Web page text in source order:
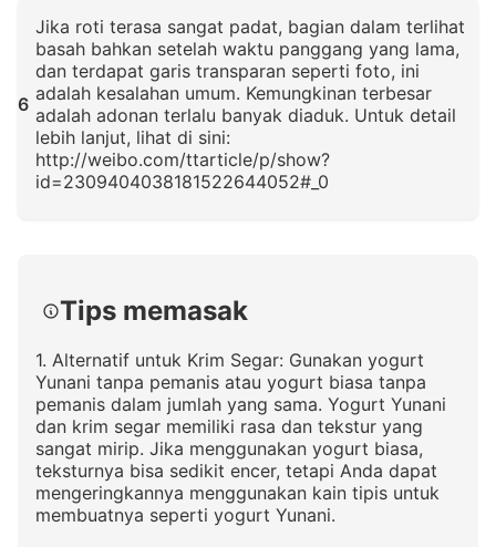
6
Jika roti terasa sangat padat, bagian dalam terlihat
basah bahkan setelah waktu panggang yang lama,
dan terdapat garis transparan seperti foto, ini
adalah kesalahan umum. Kemungkinan terbesar
adalah adonan terlalu banyak diaduk. Untuk detail
lebih lanjut, lihat di sini:
http://weibo.com/ttarticle/p/show?
id=2309404038181522644052#_0
Tips memasak
1. Alternatif untuk Krim Segar: Gunakan yogurt
Yunani tanpa pemanis atau yogurt biasa tanpa
pemanis dalam jumlah yang sama. Yogurt Yunani
dan krim segar memiliki rasa dan tekstur yang
sangat mirip. Jika menggunakan yogurt biasa,
teksturnya bisa sedikit encer, tetapi Anda dapat
mengeringkannya menggunakan kain tipis untuk
membuatnya seperti yogurt Yunani.